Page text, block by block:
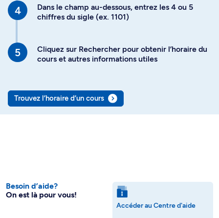
Dans le champ au-dessous, entrez les 4 ou 5
chiffres du sigle (ex. 1101)
Cliquez sur Rechercher pour obtenir l’horaire du
cours et autres informations utiles
Trouvez l’horaire d’un cours
Besoin d’aide?
On est là pour vous!
Accéder au Centre d'aide